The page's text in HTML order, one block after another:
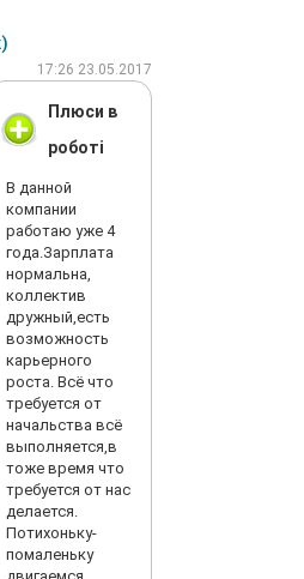
17:26 23.05.2017
Плюси в
роботі
В данной
компании
работаю уже 4
года.Зарплата
нормальна,
коллектив
дружный,есть
возможность
карьерного
роста. Всё что
требуется от
начальства всё
выполняется,в
тоже время что
требуется от нас
делается.
Потихоньку-
помаленьку